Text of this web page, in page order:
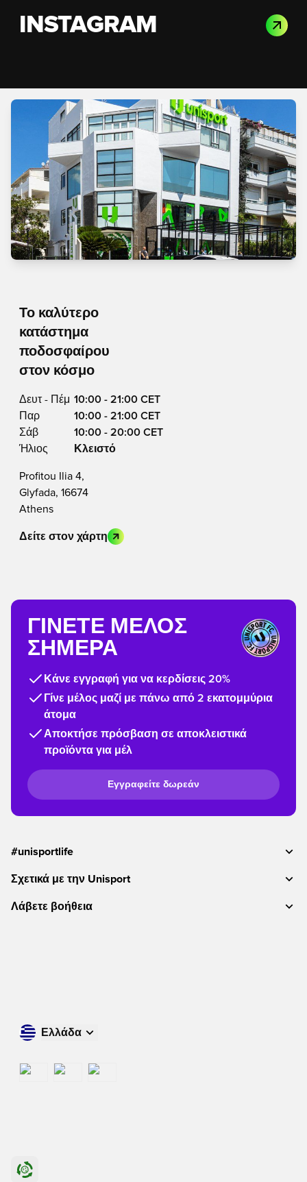
INSTAGRAM
Το καλύτερο
κατάστημα
ποδοσφαίρου
στον κόσμο
Δευτ - Πέμ 10:00 - 21:00 CET
Παρ
10:00 - 21:00 CET
Σάβ
10:00 - 20:00 CET
Ήλιος
Κλειστό
Profitou Ilia 4,
Glyfada, 16674
Athens
Δείτε στον χάρτη
ΓΊΝΕΤΕ ΜΈΛΟΣ
ΣΉΜΕΡΑ
Κάνε εγγραφή για να κερδίσεις 20%
Γίνε μέλος μαζί με πάνω από 2 εκατομμύρια
άτομα
Αποκτήσε πρόσβαση σε αποκλειστικά
προϊόντα για μέλ
Εγγραφείτε δωρεάν
#unisportlife
Σχετικά με την Unisport
Λάβετε βοήθεια
Ελλάδα
International